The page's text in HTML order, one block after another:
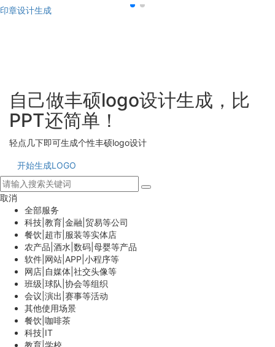
印章设计生成
自己做丰硕logo设计生成，比
PPT还简单！
轻点几下即可生成个性丰硕logo设计
开始生成LOGO
取消
全部服务
科技|教育|金融|贸易等公司
餐饮|超市|服装等实体店
农产品|酒水|数码|母婴等产品
软件|网站|APP|小程序等
网店|自媒体|社交头像等
班级|球队|协会等组织
会议|演出|赛事等活动
其他使用场景
餐饮|咖啡茶
科技|IT